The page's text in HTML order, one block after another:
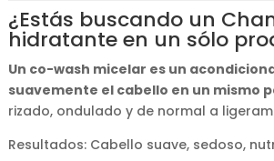
original
era:
actual
es:
¿Estás buscando un
hidratante en un sólo
Un co-wash micelar es un
suavemente el cabello en un mismo
rizado, ondulado y de normal a
Resultados: Cabello suave, sedoso,